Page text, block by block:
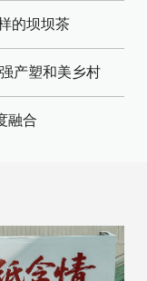
的坝坝茶
产塑和美乡村
融合